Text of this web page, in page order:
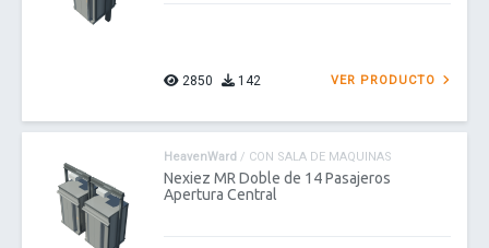
2850 142 VER PRODUCTO
HeavenWard / CON SALA DE MAQUINAS
Nexiez MR Doble de 14 Pasajeros
Apertura Central